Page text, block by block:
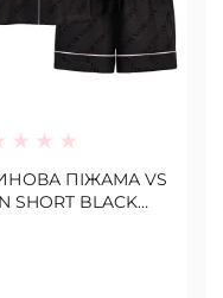
ПІЖАМА VS
SHORT BLACK